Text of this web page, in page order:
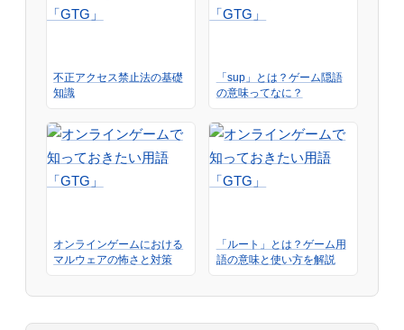
不正アクセス禁止法の基礎
知識
「sup」とは？ゲーム隠語
の意味ってなに？
オンラインゲームにおける
マルウェアの怖さと対策
「ルート」とは？ゲーム用
語の意味と使い方を解説